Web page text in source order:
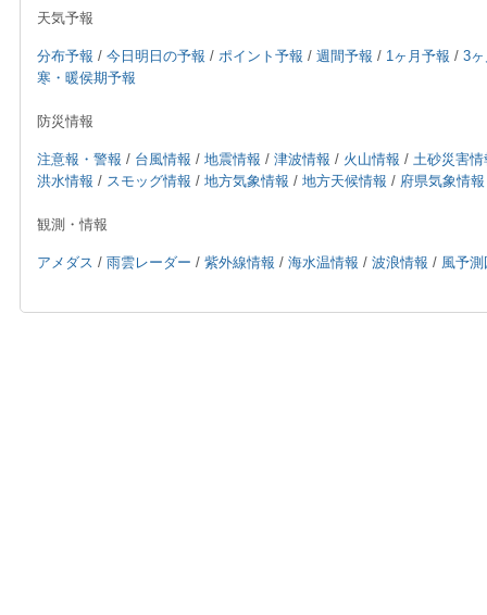
天気予報
分布予報 / 今日明日の予報 / ポイント予報 / 週間予報 / 1ヶ月予報 / 3
寒・暖侯期予報
防災情報
注意報・警報 / 台風情報 / 地震情報 / 津波情報 / 火山情報 / 土砂災害情
洪水情報 / スモッグ情報 / 地方気象情報 / 地方天候情報 / 府県気象情報
観測・情報
アメダス / 雨雲レーダー / 紫外線情報 / 海水温情報 / 波浪情報 / 風予測